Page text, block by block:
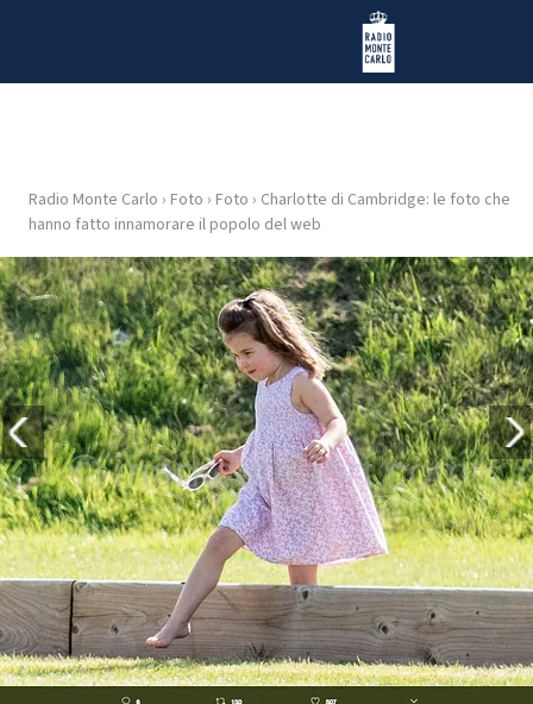
Radio Monte Carlo
HOME
RADIO
WEB
RADIO
PLAYLIST
NEWS
FOTO
CONCORSI
Radio Monte Carlo › Foto › Foto › Charlotte di Cambridge: le foto che
hanno fatto innamorare il popolo del web